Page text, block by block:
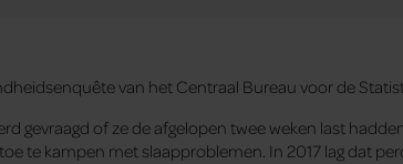
van het Centraal Bureau voor de
gevraagd of ze de afgelopen twee weken last
te kampen met slaapproblemen. In 2017 lag dat